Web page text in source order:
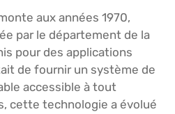
aux années 1970,
par le département de la
pour des applications
de fournir un système de
accessible à tout
cette technologie a évolué